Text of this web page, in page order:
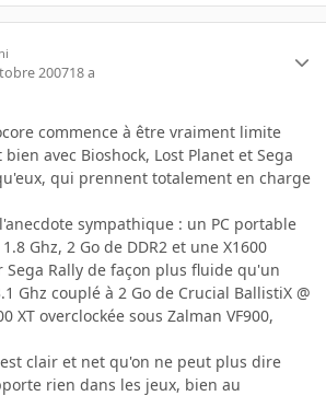
200718 a
commence à être vraiment limite
avec Bioshock, Lost Planet et Sega
qui prennent totalement en charge
sympathique : un PC portable
Ghz, 2 Go de DDR2 et une X1600
Rally de façon plus fluide qu'un
Ghz couplé à 2 Go de Crucial BallistiX @
XT overclockée sous Zalman VF900,
clair et net qu'on ne peut plus dire
rien dans les jeux, bien au